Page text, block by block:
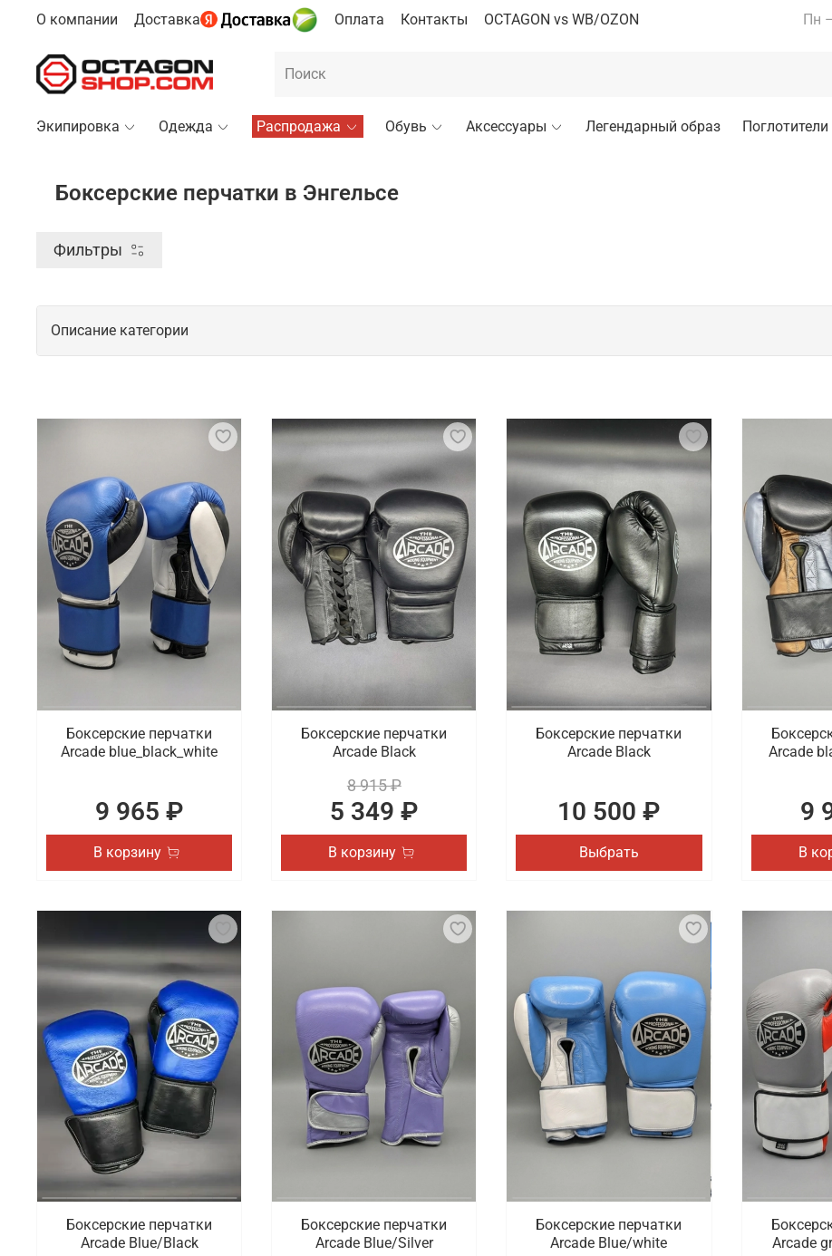
О компании Доставка Оплата Контакты OCTAGON vs WB/OZON Пн
Экипировка Одежда Распродажа Обувь Аксессуары Легендарный образ
Боксерские перчатки в Энгельсе
Фильтры
Описание категории
жесткую внешнюю оболочку и мягкую подкладку, чтобы обеспечить комфорт и защитить костяшки пальцев и
должны быть правильно подобраны по размеру и весу, чтобы гарантировать максимальную защиту и
на запястье, чтобы предотвратить их смещение во время тренировок или боя.
Что мы предлагаем на выбор
Боксерские перчатки – это не только функциональный предмет, но и символ силы, выносливости и
качественную экипировку в ярких дизайнах на выбор. В ассортименте доступны профессиональные
соревнований, для отработки новых приемов.
Где заказать перчатки для бокса от проверенных брендов с доставкой по Энгельсу
В интернет-магазине Octagon Shop можно по хорошей цене купить боксерские перчатки для начинающих и
доступны разные модели, выпуском которых занимаются проверенные спортивные бренды. Доставка
Энгельсу.
Боксерские перчатки
Arcade blue_black_white
9 965 ₽
В корзину
Боксерские перчатки
Arcade Black
8 915 ₽
5 349 ₽
В корзину
Боксерские перчатки
Arcade Black
10 500 ₽
Выбрать
Arcade
9
В
Боксерские перчатки
Arcade Blue/Black
Боксерские перчатки
Arcade Blue/Silver
Боксерские перчатки
Arcade Blue/white
Arcade